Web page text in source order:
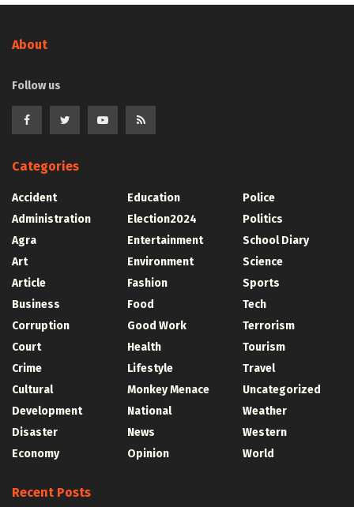
About
Follow us
Categories
Accident
Administration
Agra
Art
Article
Business
Corruption
Court
Crime
Cultural
Development
Disaster
Economy
Education
Election2024
Entertainment
Environment
Fashion
Food
Good Work
Health
Lifestyle
Monkey Menace
National
News
Opinion
Police
Politics
School Diary
Science
Sports
Tech
Terrorism
Tourism
Travel
Uncategorized
Weather
Western
World
Recent Posts